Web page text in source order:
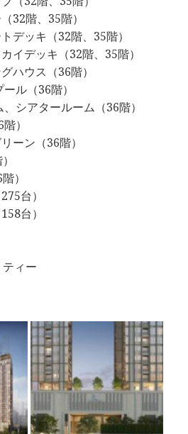
32階、35階）
デッキ（32階、35階）
イデッキ（32階、35階）
ハウス（36階）
ル（36階）
シアタールーム（36階）
）
ーン（36階）
）
台）
台）
ィー